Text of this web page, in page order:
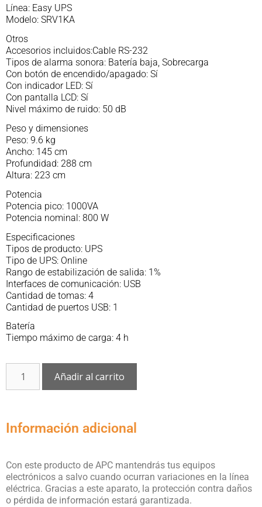
Línea: Easy UPS
Modelo: SRV1KA
Otros
Accesorios incluidos:Cable RS-232
Tipos de alarma sonora: Batería baja, Sobrecarga
Con botón de encendido/apagado: Sí
Con indicador LED: Sí
Con pantalla LCD: Sí
Nivel máximo de ruido: 50 dB
Peso y dimensiones
Peso: 9.6 kg
Ancho: 145 cm
Profundidad: 288 cm
Altura: 223 cm
Potencia
Potencia pico: 1000VA
Potencia nominal: 800 W
Especificaciones
Tipos de producto: UPS
Tipo de UPS: Online
Rango de estabilización de salida: 1%
Interfaces de comunicación: USB
Cantidad de tomas: 4
Cantidad de puertos USB: 1
Batería
Tiempo máximo de carga: 4 h
Añadir al carrito
Información adicional
Con este producto de APC mantendrás tus equipos
electrónicos a salvo cuando ocurran variaciones en la línea
eléctrica. Gracias a este aparato, la protección contra daños
o pérdida de información estará garantizada.